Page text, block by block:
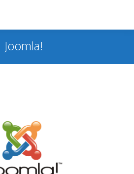
Joomla!